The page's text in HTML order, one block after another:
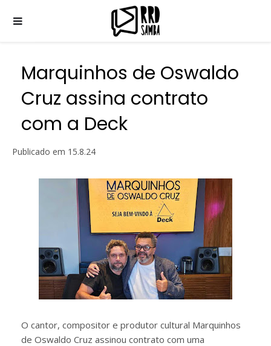
Marquinhos de Oswaldo
Cruz assina contrato
com a Deck
Publicado em 15.8.24
O cantor, compositor e produtor cultural Marquinhos
de Oswaldo Cruz assinou contrato com uma